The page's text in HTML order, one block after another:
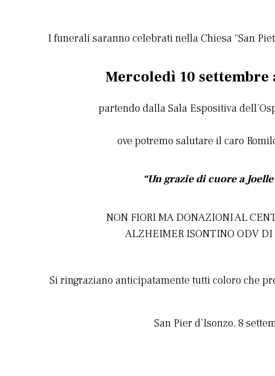
I funerali saranno celebrati nella Chiesa “San
Mercoledì 10 settembre
partendo dalla Sala Espositiva
ove potremo salutare il caro
“Un grazie di cuore a
NON FIORI MA DONAZIONI AL
ALZHEIMER ISONTINO ODV DI
Si ringraziano anticipatamente tutti coloro che
San Pier d’Isonzo, 8